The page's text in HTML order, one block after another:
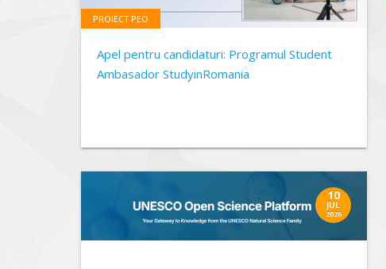
PROIECT PEO
Apel pentru candidaturi: Programul Student
Ambasador StudyinRomania
10
JUL
2026